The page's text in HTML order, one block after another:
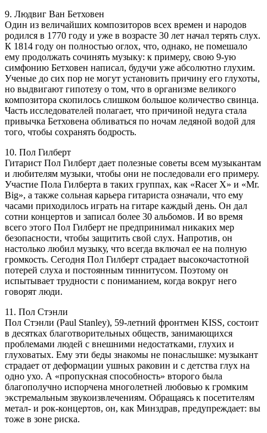
9. Людвиг Ван Бетховен
Один из величайших композиторов всех времен и народов
родился в 1770 году и уже в возрасте 30 лет начал терять слух.
К 1814 году он полностью оглох, что, однако, не помешало
ему продолжать сочинять музыку: к примеру, свою 9-ую
симфонию Бетховен написал, будучи уже абсолютно глухим.
Ученые до сих пор не могут установить причину его глухоты,
но выдвигают гипотезу о том, что в организме великого
композитора скопилось слишком большое количество свинца.
Часть исследователей полагает, что причиной недуга стала
привычка Бетховена обливаться по ночам ледяной водой для
того, чтобы сохранять бодрость.
10. Пол Гилберт
Гитарист Пол Гилберт дает полезные советы всем музыкантам
и любителям музыки, чтобы они не последовали его примеру.
Участие Пола Гилберта в таких группах, как «Racer X» и «Mr.
Big», а также сольная карьера гитариста означали, что ему
часами приходилось играть на гитаре каждый день. Он дал
сотни концертов и записал более 30 альбомов. И во время
всего этого Пол Гилберт не предпринимал никаких мер
безопасности, чтобы защитить свой слух. Напротив, он
настолько любил музыку, что всегда включал ее на полную
громкость. Сегодня Пол Гилберт страдает высокочастотной
потерей слуха и постоянным тиннитусом. Поэтому он
испытывает трудности с пониманием, когда вокруг него
говорят люди.
11. Пол Стэнли
Пол Стэнли (Paul Stanley), 59-летний фронтмен KISS, состоит
в десятках благотворительных обществ, занимающихся
проблемами людей с внешними недостатками, глухих и
глуховатых. Ему эти беды знакомы не понаслышке: музыкант
страдает от деформации ушных раковин и с детства глух на
одно ухо. А «пропускная способность» второго была
благополучно испорчена многолетней любовью к громким
экстремальным звукоизвлечениям. Обращаясь к посетителям
метал- и рок-концертов, он, как Минздрав, предупреждает: вы
тоже в зоне риска.